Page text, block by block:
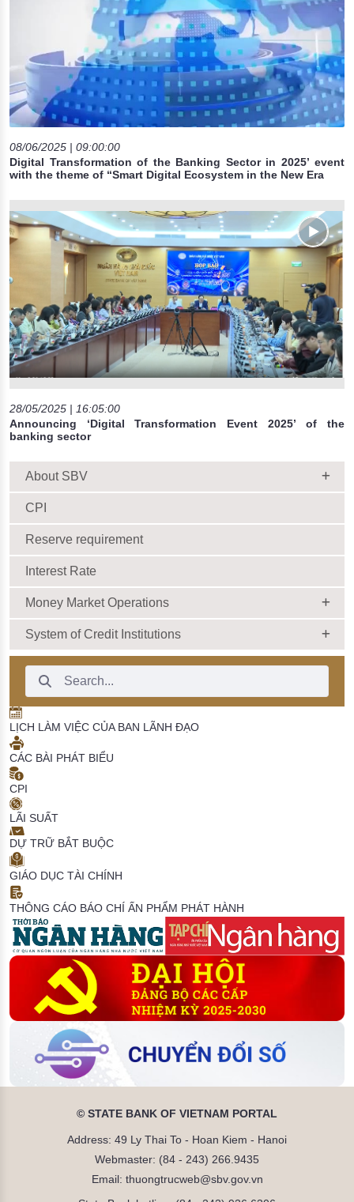
08/06/2025 | 09:00:00
Digital Transformation of the Banking Sector in 2025’ event
with the theme of “Smart Digital Ecosystem in the New Era
28/05/2025 | 16:05:00
Announcing ‘Digital Transformation Event 2025’ of the
banking sector
About SBV
CPI
Reserve requirement
Interest Rate
Money Market Operations
System of Credit Institutions
Search Bar
LỊCH LÀM VIỆC CỦA BAN LÃNH ĐẠO
CÁC BÀI PHÁT BIỂU
CPI
LÃI SUẤT
DỰ TRỮ BẮT BUỘC
GIÁO DỤC TÀI CHÍNH
THÔNG CÁO BÁO CHÍ ẤN PHẨM PHÁT HÀNH
© STATE BANK OF VIETNAM PORTAL
Address: 49 Ly Thai To - Hoan Kiem - Hanoi
Webmaster: (84 - 243) 266.9435
Email: thuongtrucweb@sbv.gov.vn